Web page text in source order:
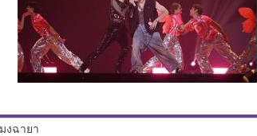
งฉายา